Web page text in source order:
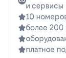
и сервисы
10
более 200
платное